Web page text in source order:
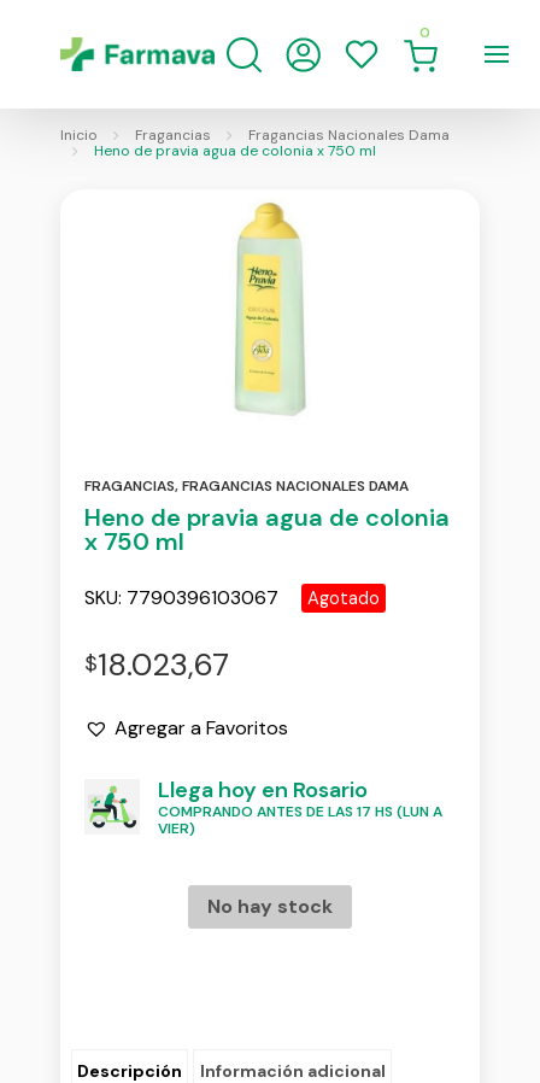
0
Inicio Fragancias
Fragancias Nacionales Dama
Heno de pravia agua de colonia x 750 ml
FRAGANCIAS,FRAGANCIAS NACIONALES DAMA
Heno de pravia agua de colonia
x 750 ml
SKU: 7790396103067 Agotado
$18.023,67
Agregar a Favoritos
Llega hoy en Rosario
COMPRANDO ANTES DE LAS 17 HS (LUN A
VIER)
No hay stock
Descripción Información adicional